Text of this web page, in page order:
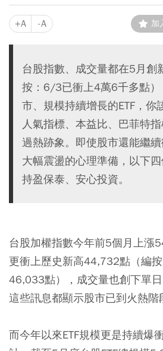
+A -A 加
台股指數、成交量都在5月創
按：6/3已衝上4萬6千多點）
市、規模持續增長的ETF，你
人氣指標、本益比、巴菲特
過熱跡象。即使股市還能繼
大幅震盪的心理準備，以下
持盈保泰、安心投資。
台股加權指數今年前5個月上漲
更衝上歷史新高44,732點（編
46,033點），成交量也創下單
這些訊息都顯示股市已到火熱階
而今年以來ETF規模更是持續爆